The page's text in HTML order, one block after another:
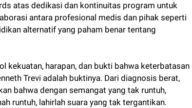
atas dedikasi dan kontinuitas program untuk
antara profesional medis dan pihak seperti
alternatif yang paham benar tentang
kekuatan, harapan, dan bukti bahwa keterbatasan
Trevi adalah buktinya. Dari diagnosis berat,
bahwa dengan semangat yang tak runtuh,
runtuh, lahirlah suara yang tak tergantikan.